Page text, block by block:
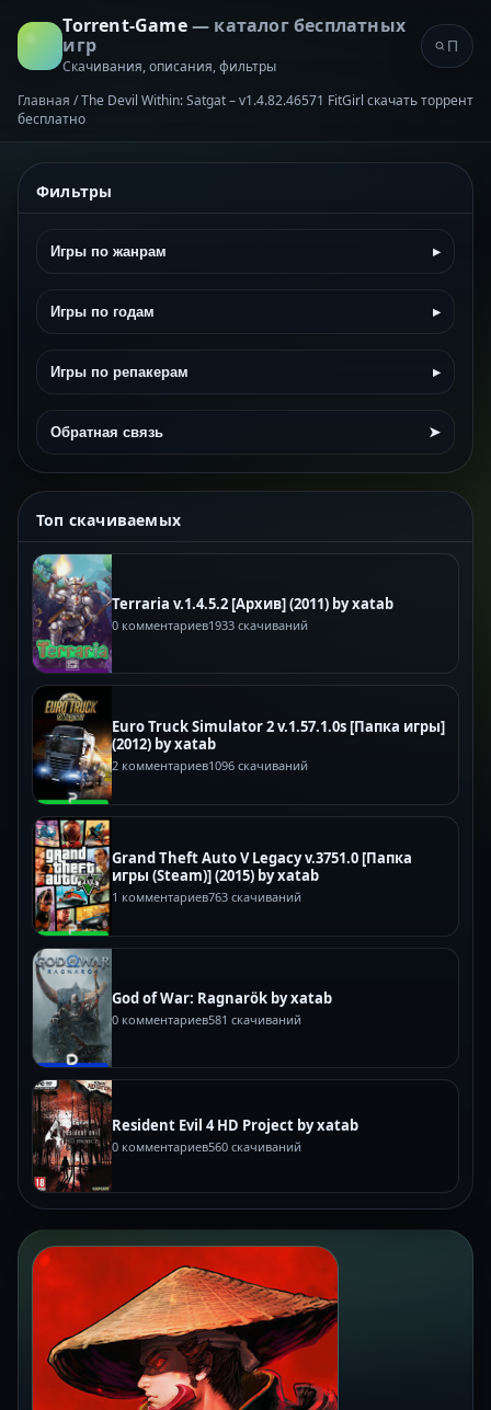
Torrent-Game— каталог бесплатных
игр
Скачивания, описания, фильтры
Главная /The Devil Within: Satgat – v1.4.82.46571 FitGirl скачать торрент
бесплатно
Фильтры
Игры по жанрам ▸
Игры по годам ▸
Игры по репакерам ▸
Обратная связь ➤
Топ скачиваемых
Terraria v.1.4.5.2 [Архив] (2011) by xatab
0 комментариев1933 скачиваний
Euro Truck Simulator 2 v.1.57.1.0s [Папка игры]
(2012) by xatab
2 комментариев1096 скачиваний
Grand Theft Auto V Legacy v.3751.0 [Папка
игры (Steam)] (2015) by xatab
1 комментариев763 скачиваний
God of War: Ragnarök by xatab
0 комментариев581 скачиваний
Resident Evil 4 HD Project by xatab
0 комментариев560 скачиваний